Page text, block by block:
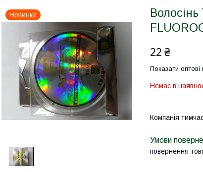
Новинка
22 ₴
Показати оптові
Немає в
Компанія
повернення